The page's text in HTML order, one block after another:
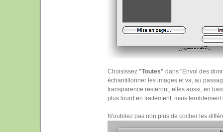
Choisissez "Toutes" dans "Envoi des
échantillonner les images et va, au
transparence resteront, elles aussi, en
plus lourd en traitement, mais terriblement
N'oubliez pas non plus de cocher les